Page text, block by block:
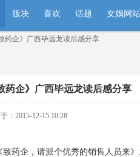
版块 喜欢 话题 女娲网站
致药企》广西毕远龙读后感分享
药企》广西毕远龙读后感分享
：2015-12-15 10:28
致药企，请派个优秀的销售人员来